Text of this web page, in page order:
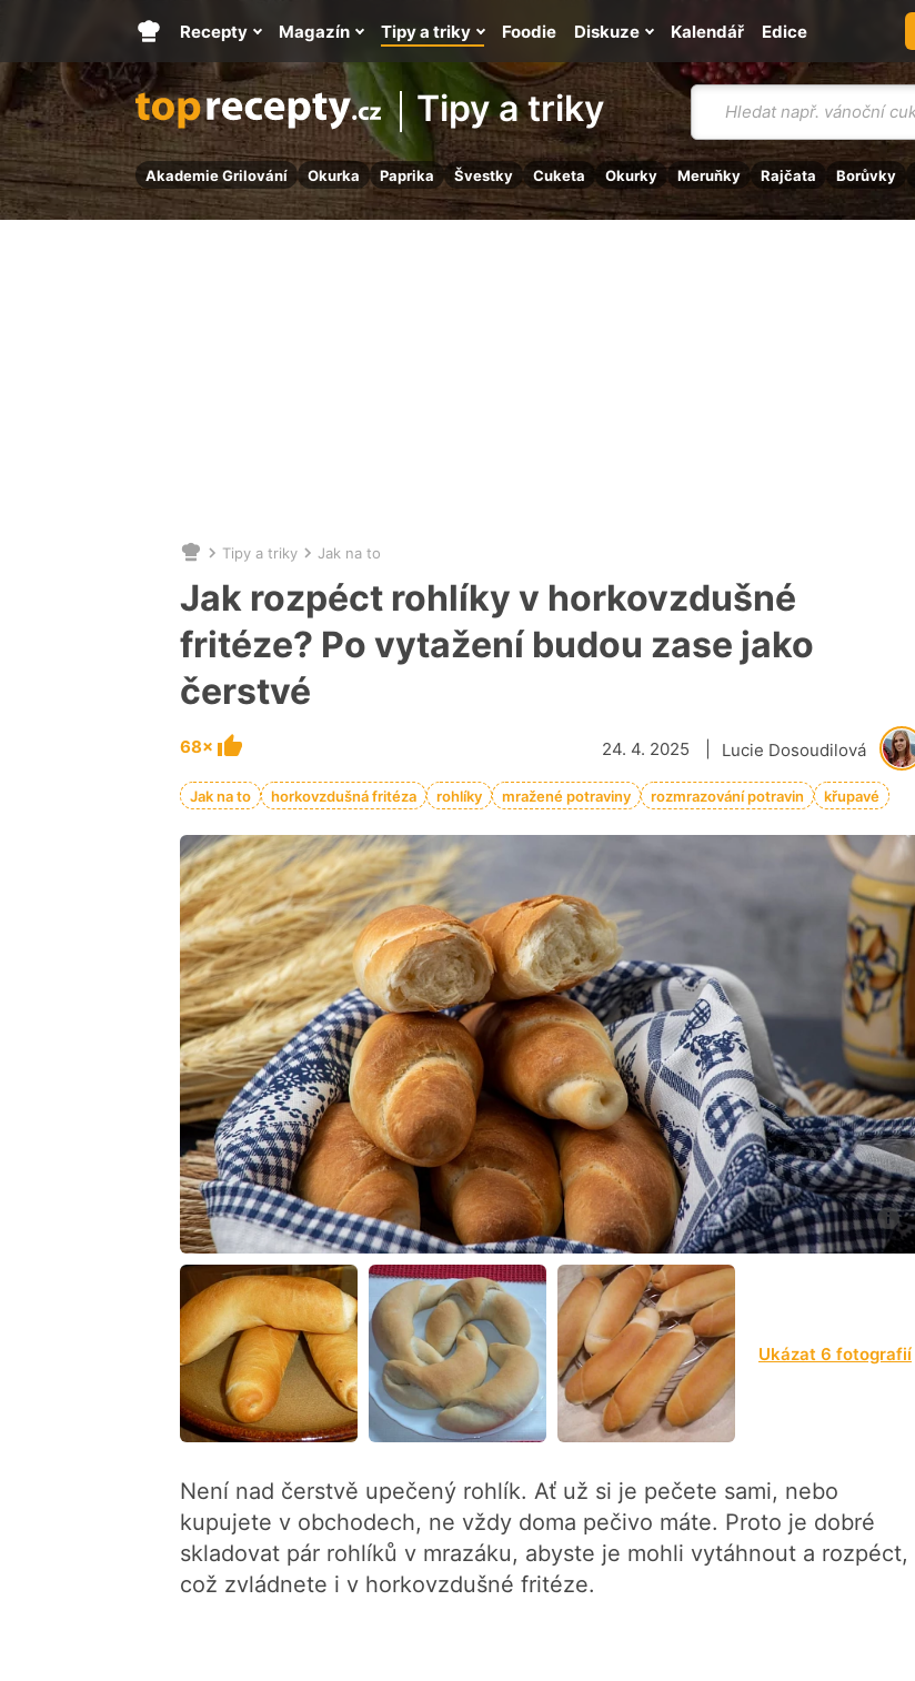
Tipy a triky
Vyhledávání
Akademie Grilování Okurka Paprika Švestky Cuketa Okurky Meruňky Rajčata Borůvky
Hlavní
stránka
Recepty Magazín Tipy a triky Kalendář
Foodie Diskuze Edice
Nacházíte
se
zde:
Tipy a triky Jak na to
Jak rozpéct rohlíky v horkovzdušné
fritéze? Po vytažení budou zase jako
čerstvé
68× Lucie Dosoudilová
24. 4. 2025
Jak na to horkovzdušná fritéza rohlíky mražené potraviny rozmrazování potravin křupavé
3 Ukázat 6 fotografií
Není nad čerstvě upečený rohlík. Ať už si je pečete sami, nebo
kupujete v obchodech, ne vždy doma pečivo máte. Proto je dobré
skladovat pár rohlíků v mrazáku, abyste je mohli vytáhnout a rozpéct,
což zvládnete i v horkovzdušné fritéze.